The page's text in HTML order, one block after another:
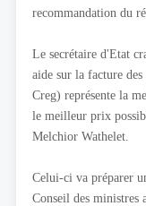
recommandation du
Le secrétaire d'Etat
aide sur la facture
Creg) représente la
le meilleur prix
Melchior Wathelet.
Celui-ci va préparer
Conseil des ministres